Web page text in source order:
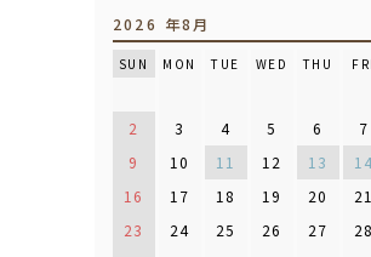
2026 年8月
SUN MON TUE WED THU FRI
2
3 4 5 6 7
9
10 11 12 13 14
16
17 18 19 20 21
23
24 25 26 27 28